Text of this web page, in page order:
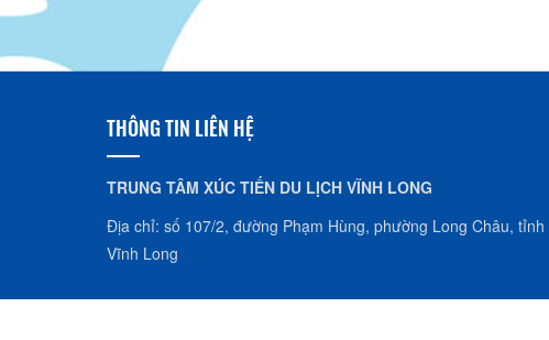
THÔNG TIN LIÊN HỆ
TRUNG TÂM XÚC TIẾN DU LỊCH VĨNH LONG
Địa chỉ: số 107/2, đường Phạm Hùng, phường Long Châu, tỉnh
Vĩnh Long